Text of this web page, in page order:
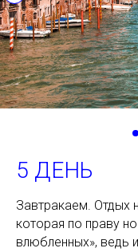
5 ДЕНЬ
Завтракаем. Отдых
которая по праву
влюбленных», ведь